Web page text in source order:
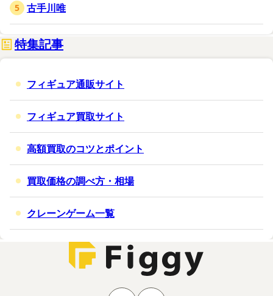
古手川唯
特集記事
フィギュア通販サイト
フィギュア買取サイト
高額買取のコツとポイント
買取価格の調べ方・相場
クレーンゲーム一覧